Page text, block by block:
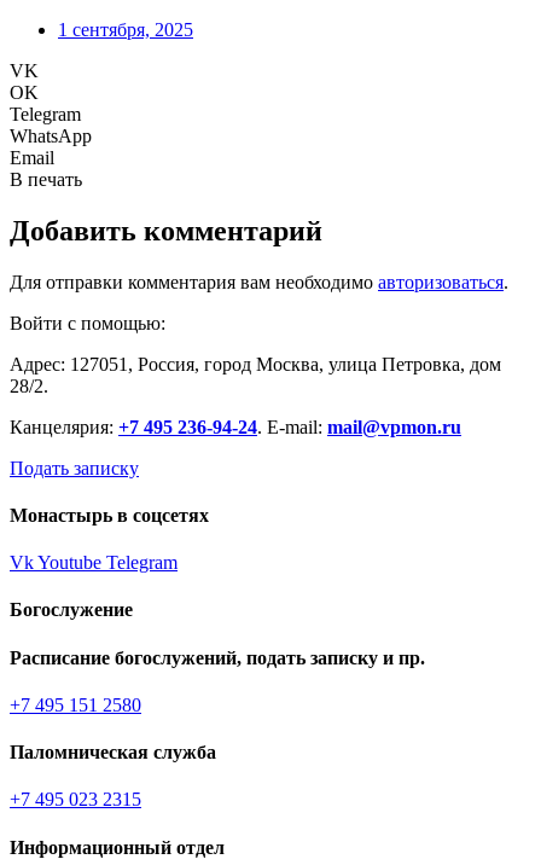
1 сентября, 2025
VK
OK
Telegram
WhatsApp
Email
В печать
Добавить комментарий
Для отправки комментария вам необходимо авторизоваться.
Войти с помощью:
Адрес: 127051, Россия, город Москва, улица Петровка, дом
28/2.
Канцелярия: +7 495 236-94-24. E-mail: mail@vpmon.ru
Подать записку
Монастырь в соцсетях
VkYoutube Telegram
Богослужение
Расписание богослужений, подать записку и пр.
+7 495 151 2580
Паломническая служба
+7 495 023 2315
Информационный отдел